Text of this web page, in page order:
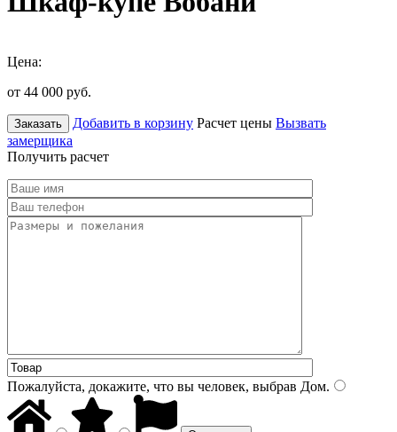
Цена:
от 44 000 руб.
Заказать Добавить в корзину Расчет цены Вызвать
замерщика
Получить расчет
Пожалуйста, докажите, что вы человек, выбрав Дом.